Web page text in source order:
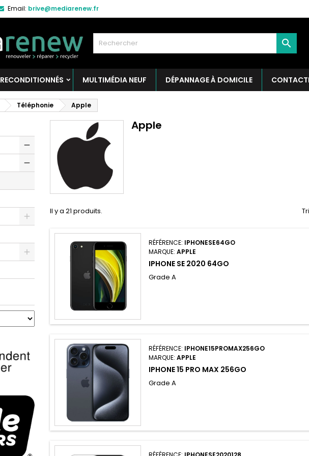
Email: brive@mediarenew.fr

RECONDITIONNÉS MULTIMÉDIA NEUF DÉPANNAGE À DOMICILE
Téléphonie Apple
Apple
Il y a 21 produits.
RÉFÉRENCE: IPHONESE64GO
MARQUE:APPLE
IPHONE SE 2020 64GO
Grade A
RÉFÉRENCE: IPHONE15PROMAX256GO
MARQUE:APPLE
IPHONE 15 PRO MAX 256GO
Grade A